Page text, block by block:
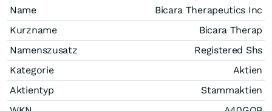
Name
Bicara Therapeutics Inc
Kurzname
Bicara Therap
Namenszusatz
Registered Shs
Kategorie
Aktien
Aktientyp
Stammaktien